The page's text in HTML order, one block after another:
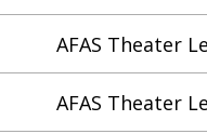
AFAS Theater
AFAS Theater